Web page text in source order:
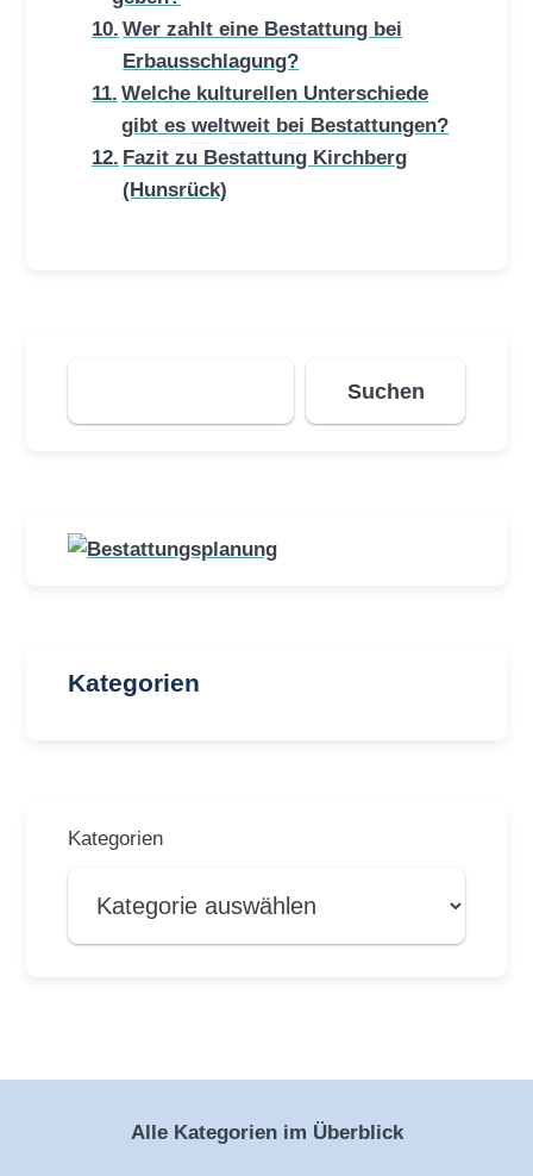
Wer zahlt eine Bestattung bei
Erbausschlagung?
Welche kulturellen Unterschiede
gibt es weltweit bei Bestattungen?
Fazit zu Bestattung Kirchberg
(Hunsrück)
Suchen
Suchen
Kategorien
Kategorien
Alle Kategorien im Überblick